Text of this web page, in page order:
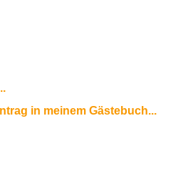
in meinem Gästebuch...